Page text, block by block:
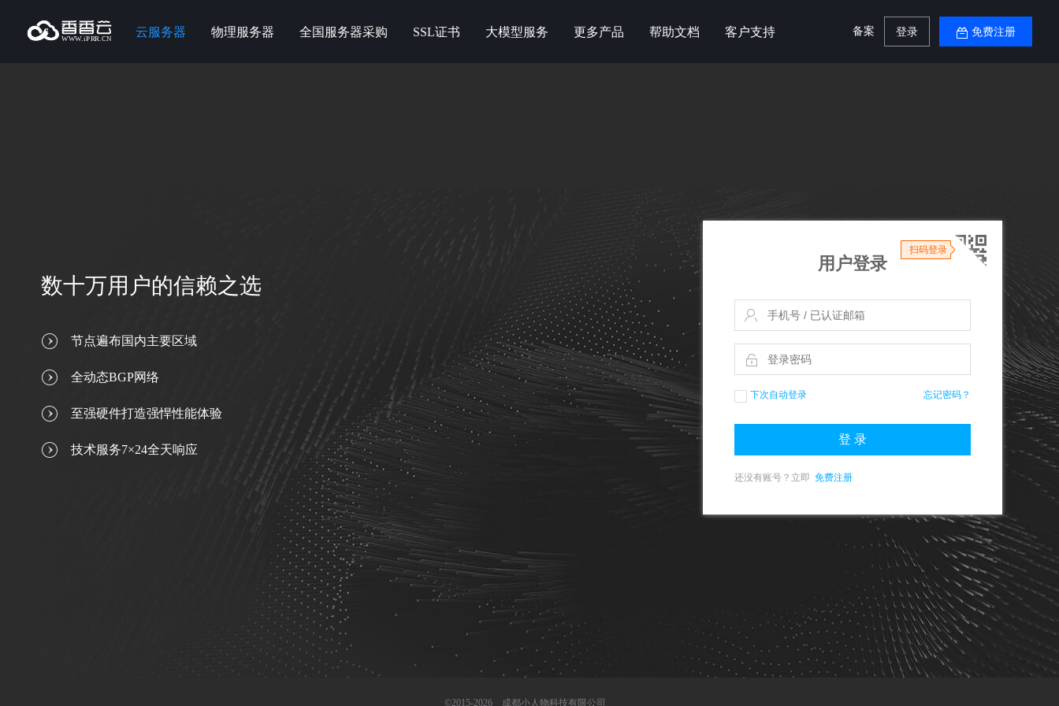
云服务器 物理服务器 全国服务器采购 SSL证书 大模型服务 更多产品 帮助文档 客户支持 备案 登录 免费注册
数十万用户的信赖之选
节点遍布国内主要区域
全动态BGP网络
至强硬件打造强悍性能体验
技术服务7×24全天响应
扫码登录
用户登录
下次自动登录 忘记密码？
还没有账号？立即 免费注册
©2015-2026 成都小人物科技有限公司